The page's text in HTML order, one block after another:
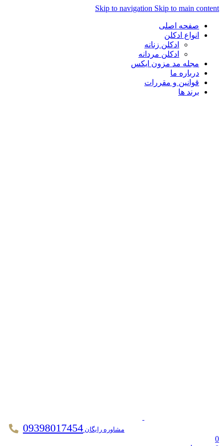
Skip to navigation Skip to main
صفحه اصلی
انواع ادکلن
ادکلن زنانه
ادکلن مردانه
مجله مد مزون ایکس
درباره ما
قوانین و مقررات
برند ها
مشاوره رایگان 09398017454